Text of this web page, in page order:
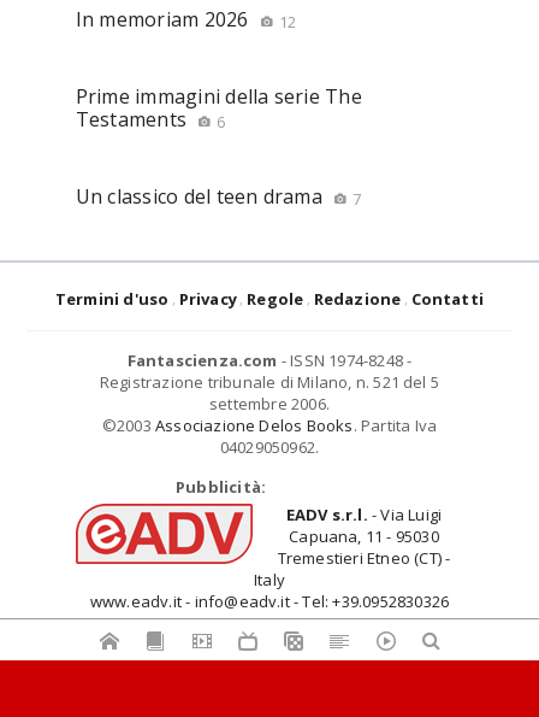
In memoriam 2026 12
Prime immagini della serie The
Testaments
6
Un classico del teen drama 7
Termini d'uso Privacy Regole Redazione Contatti
Fantascienza.com - ISSN 1974-8248 -
Registrazione tribunale di Milano, n. 521 del 5
settembre 2006.
©2003 Associazione Delos Books. Partita Iva
04029050962.
Pubblicità:
EADV s.r.l. - Via Luigi
Capuana, 11 - 95030
Tremestieri Etneo (CT) -
Italy
www.eadv.it - info@eadv.it - Tel: +39.0952830326